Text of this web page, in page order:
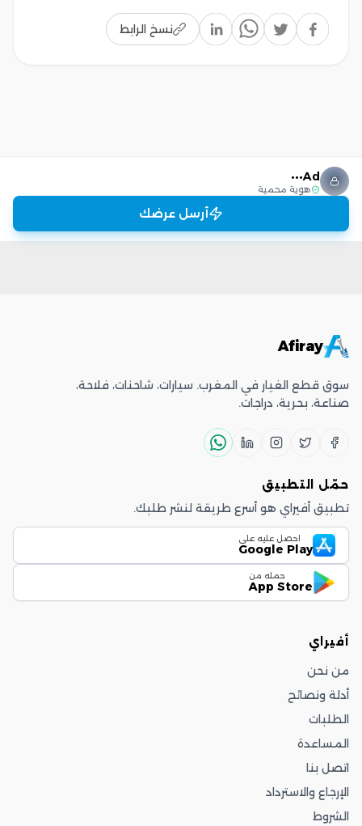
نسخ الرابط
Ad•••
هوية محمية
أرسل عرضك
Afiray
سوق قطع الغيار في المغرب. سيارات، شاحنات، فلاحة،
صناعة، بحرية، دراجات.
حمّل التطبيق
تطبيق أفيراي هو أسرع طريقة لنشر طلبك.
احصل عليه على
Google Play
حمله من
App Store
أفيراي
من نحن
أدلة ونصائح
الطلبات
المساعدة
اتصل بنا
الإرجاع والاسترداد
الشروط